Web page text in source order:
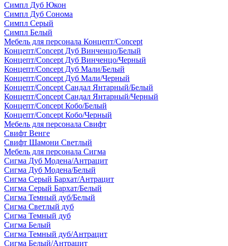
Симпл Дуб Юкон
Симпл Дуб Сонома
Симпл Серый
Симпл Белый
Мебель для персонала Концепт/Concept
Концепт/Concept Дуб Винченцо/Белый
Концепт/Concept Дуб Винченцо/Черный
Концепт/Concept Дуб Мали/Белый
Концепт/Concept Дуб Мали/Черный
Концепт/Concept Сандал Янтарный/Белый
Концепт/Concept Сандал Янтарный/Черный
Концепт/Concept Кобо/Белый
Концепт/Concept Кобо/Черный
Мебель для персонала Свифт
Свифт Венге
Свифт Шамони Светлый
Мебель для персонала Сигма
Сигма Дуб Модена/Антрацит
Сигма Дуб Модена/Белый
Сигма Серый Бархат/Антрацит
Сигма Серый Бархат/Белый
Сигма Темный дуб/Белый
Сигма Светлый дуб
Сигма Темный дуб
Сигма Белый
Сигма Темный дуб/Антрацит
Сигма Белый/Антрацит